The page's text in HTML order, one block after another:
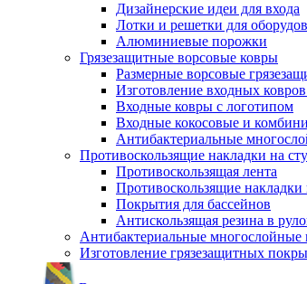
Дизайнерские идеи для входа
Лотки и решетки для
Алюминиевые порожки
Грязезащитные ворсовые ковры
Размерные ворсовые
Изготовление входных
Входные ковры с логотипом
Входные кокосовые и
Антибактериальные
Противоскользящие накладки на
Противоскользящая лента
Противоскользящие
Покрытия для бассейнов
Антискользящая резина в
Антибактериальные многослойные
Изготовление грязезащитных